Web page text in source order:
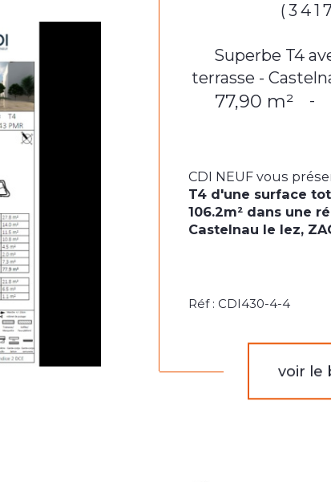
Superbe T4
terrasse -
77,90 m² -
CDI NEUF vous
T4 d'une surface
106.2m² dans une
Castelnau le lez,
Réf : CDI430-4-4
voir le